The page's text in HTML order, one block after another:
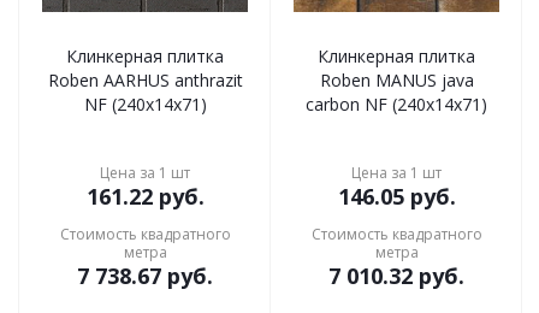
Клинкерная плитка
Roben AARHUS anthrazit
NF (240x14x71)
Цена за 1 шт
161.22руб.
Стоимость квадратного
метра
7 738.67 руб.
Клинкерная плитка
Roben MANUS java
carbon NF (240x14x71)
Цена за 1 шт
146.05руб.
Стоимость квадратного
метра
7 010.32 руб.